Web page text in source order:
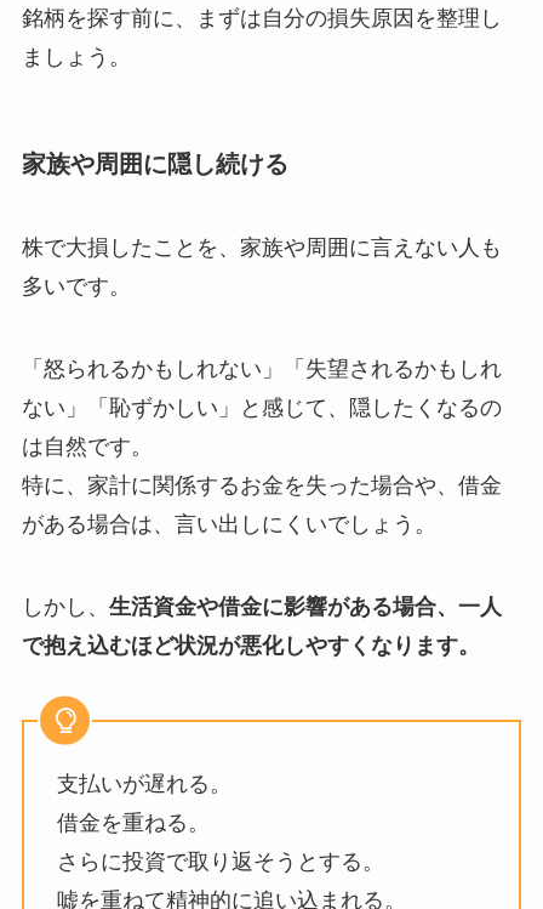
銘柄を探す前に、まずは自分の損失原因を整理し
ましょう。
家族や周囲に隠し続ける
株で大損したことを、家族や周囲に言えない人も
多いです。
「怒られるかもしれない」「失望されるかもしれ
ない」「恥ずかしい」と感じて、隠したくなるの
は自然です。
特に、家計に関係するお金を失った場合や、借金
がある場合は、言い出しにくいでしょう。
しかし、 生活資金や借金に影響がある場合、一人
で抱え込むほど状況が悪化しやすくなります。
支払いが遅れる。
借金を重ねる。
さらに投資で取り返そうとする。
嘘を重ねて精神的に追い込まれる。